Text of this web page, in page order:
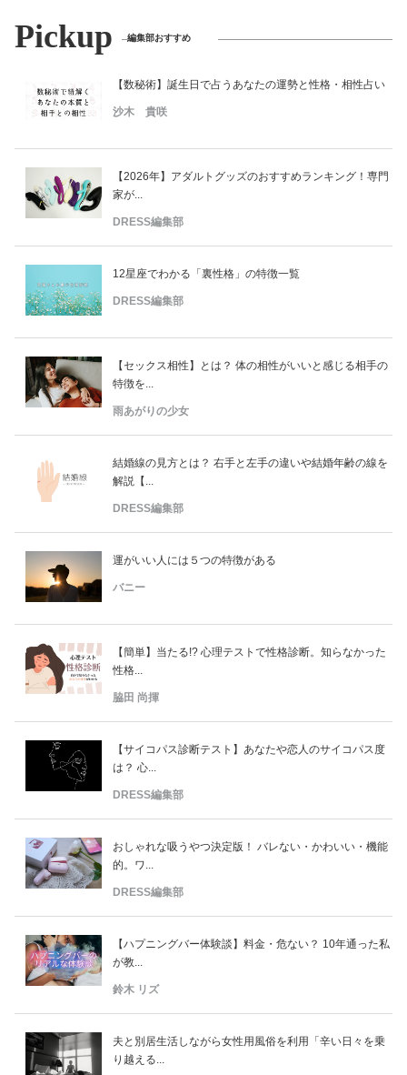
Pickup 編集部おすすめ
【数秘術】誕生日で占うあなたの運勢と性格・相性占い
沙木 貴咲
【2026年】アダルトグッズのおすすめランキング！専門
家が...
DRESS編集部
12星座でわかる「裏性格」の特徴一覧
DRESS編集部
【セックス相性】とは？ 体の相性がいいと感じる相手の
特徴を...
雨あがりの少女
結婚線の見方とは？ 右手と左手の違いや結婚年齢の線を
解説【...
DRESS編集部
運がいい人には５つの特徴がある
バニー
【簡単】当たる!? 心理テストで性格診断。知らなかった
性格...
脇田 尚揮
【サイコパス診断テスト】あなたや恋人のサイコパス度
は？ 心...
DRESS編集部
おしゃれな吸うやつ決定版！ バレない・かわいい・機能
的。ワ...
DRESS編集部
【ハプニングバー体験談】料金・危ない？ 10年通った私
が教...
鈴木 リズ
夫と別居生活しながら女性用風俗を利用「辛い日々を乗
り越える...